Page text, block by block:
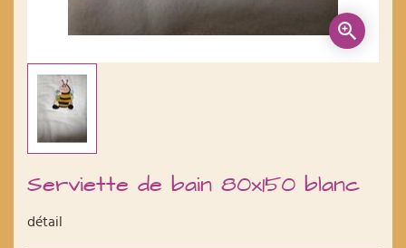
Serviette de bain 80x150 blanc
détail